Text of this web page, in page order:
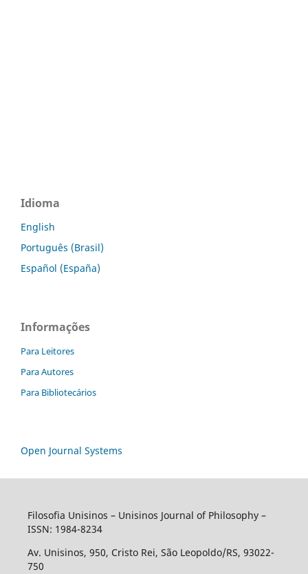
Idioma
English
Português (Brasil)
Español (España)
Informações
Para Leitores
Para Autores
Para Bibliotecários
Open Journal Systems
Filosofia Unisinos – Unisinos Journal of Philosophy –
ISSN: 1984-8234
Av. Unisinos, 950, Cristo Rei, São Leopoldo/RS, 93022-
750